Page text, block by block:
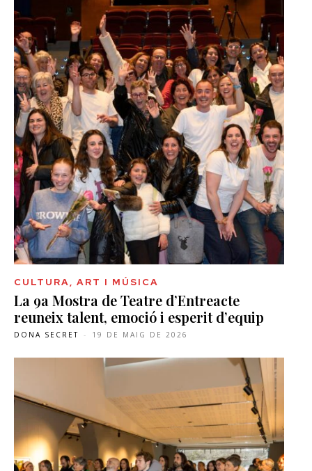
CULTURA, ART I MÚSICA
La 9a Mostra de Teatre d’Entreacte
reuneix talent, emoció i esperit d’equip
DONA SECRET - 19 DE MAIG DE 2026